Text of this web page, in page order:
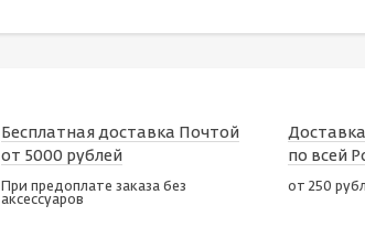
Бесплатная доставка Почтой
от 5000 рублей
При предоплате заказа без
аксессуаров
Доставка
по всей
от 250